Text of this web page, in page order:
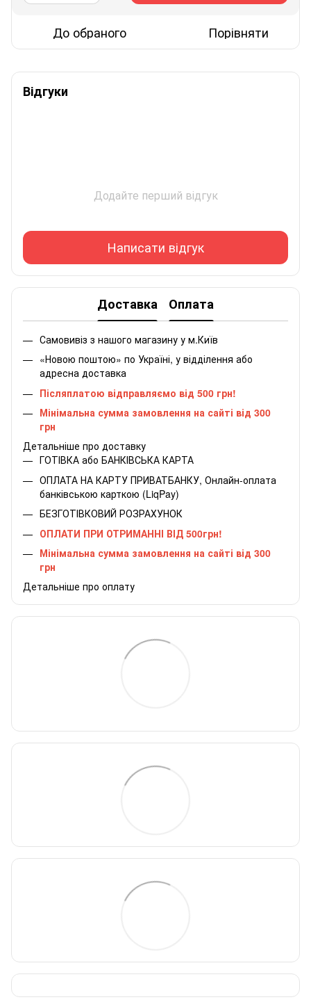
До обраного Порівняти
Відгуки
Додайте перший відгук
Написати відгук
Доставка Оплата
Самовивіз з нашого магазину у м.Київ
«Новою поштою» по Україні, у відділення або
адресна доставка
Післяплатою відправляємо від 500 грн!
Мінімальна сумма замовлення на сайті від 300
грн
Детальніше про доставку
ГОТІВКА або БАНКІВСЬКА КАРТА
ОПЛАТА НА КАРТУ ПРИВАТБАНКУ, Онлайн-оплата
банківською карткою (LiqPay)
БЕЗГОТІВКОВИЙ РОЗРАХУНОК
ОПЛАТИ ПРИ ОТРИМАННІ ВІД 500грн!
Мінімальна сумма замовлення на сайті від 300
грн
Детальніше про оплату